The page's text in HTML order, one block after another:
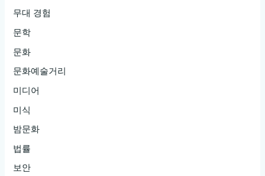
무대 경험
문학
문화
문화예술거리
미디어
미식
밤문화
법률
보안